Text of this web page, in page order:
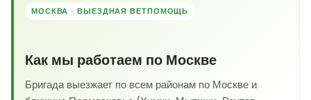
МОСКВА · ВЫЕЗДНАЯ ВЕТПОМОЩЬ
Как мы работаем по Москве
Бригада выезжает по всем районам по Москве и